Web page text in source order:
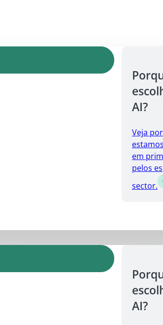
AI?
Veja
em
pelos
sector.
AI?